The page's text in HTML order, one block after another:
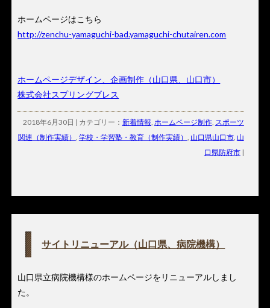
ホームページはこちら
http://zenchu-yamaguchi-bad.yamaguchi-chutairen.com
ホームページデザイン、企画制作（山口県、山口市）
株式会社スプリングブレス
2018年6月30日 | カテゴリー： 新着情報, ホームページ制作, スポーツ
関連（制作実績） , 学校・学習塾・教育（制作実績） , 山口県山口市, 山
口県防府市|
サイトリニューアル（山口県、病院機構）
山口県立病院機構様のホームページをリニューアルしまし
た。